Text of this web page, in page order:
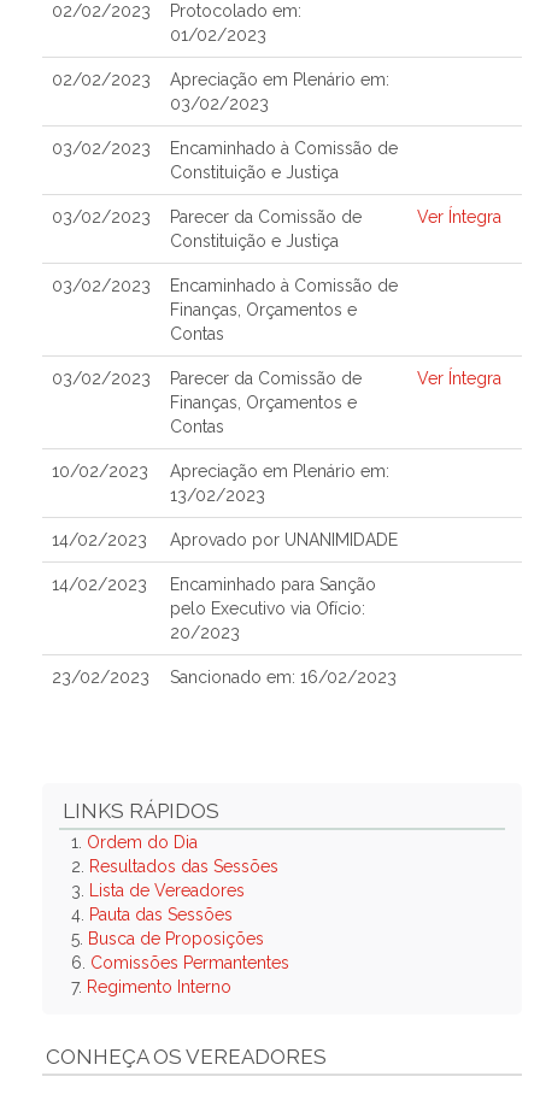
02/02/2023
Protocolado em:
01/02/2023
02/02/2023
Apreciação em Plenário em:
03/02/2023
03/02/2023
Encaminhado à Comissão de
Constituição e Justiça
03/02/2023
Parecer da Comissão de
Constituição e Justiça
Ver Íntegra
03/02/2023
Encaminhado à Comissão de
Finanças, Orçamentos e
Contas
03/02/2023
Parecer da Comissão de
Finanças, Orçamentos e
Contas
Ver Íntegra
10/02/2023
Apreciação em Plenário em:
13/02/2023
14/02/2023 Aprovado por UNANIMIDADE
14/02/2023
Encaminhado para Sanção
pelo Executivo via Ofício:
20/2023
23/02/2023 Sancionado em: 16/02/2023
LINKS RÁPIDOS
1. Ordem do Dia
2.
Resultados das Sessões
3.
Lista de Vereadores
4. Pauta das Sessões
5. Busca de Proposições
6. Comissões Permantentes
7. Regimento Interno
CONHEÇA OS VEREADORES